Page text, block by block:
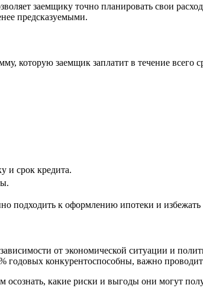
заемщику точно планировать свои
предсказуемыми.
которую заемщик заплатит в течение всего
и срок кредита.
подходить к оформлению ипотеки и
от экономической ситуации и
годовых конкурентоспособны, важно
какие риски и выгоды они могут